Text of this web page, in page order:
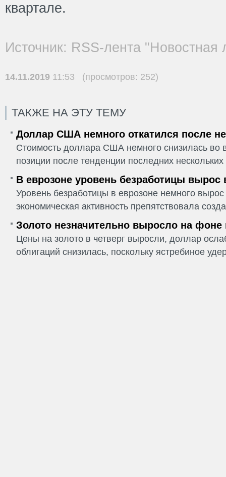
квартале.
Источник: RSS-лента "Новостная
14.11.2019 11:53 (просмотров: 252)
ТАКЖЕ НА ЭТУ ТЕМУ
Доллар США немного откатился после
Стоимость доллара США немного снизилась во
позиции после тенденции последних
В еврозоне уровень безработицы вырос
Уровень безработицы в еврозоне немного
экономическая активность препятствовала
Золото незначительно выросло на фоне
Цены на золото в четверг выросли, доллар
облигаций снизилась, поскольку ястребиное